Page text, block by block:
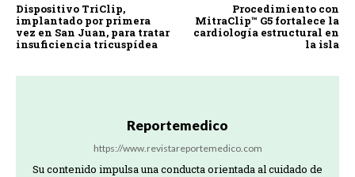
Dispositivo TriClip,
implantado por primera
vez en San Juan, para tratar
insuficiencia tricuspídea
Procedimiento con
MitraClip™ G5 fortalece la
cardiología estructural en
la isla
Reportemedico
https://www.revistareportemedico.com
Su contenido impulsa una conducta orientada al cuidado de